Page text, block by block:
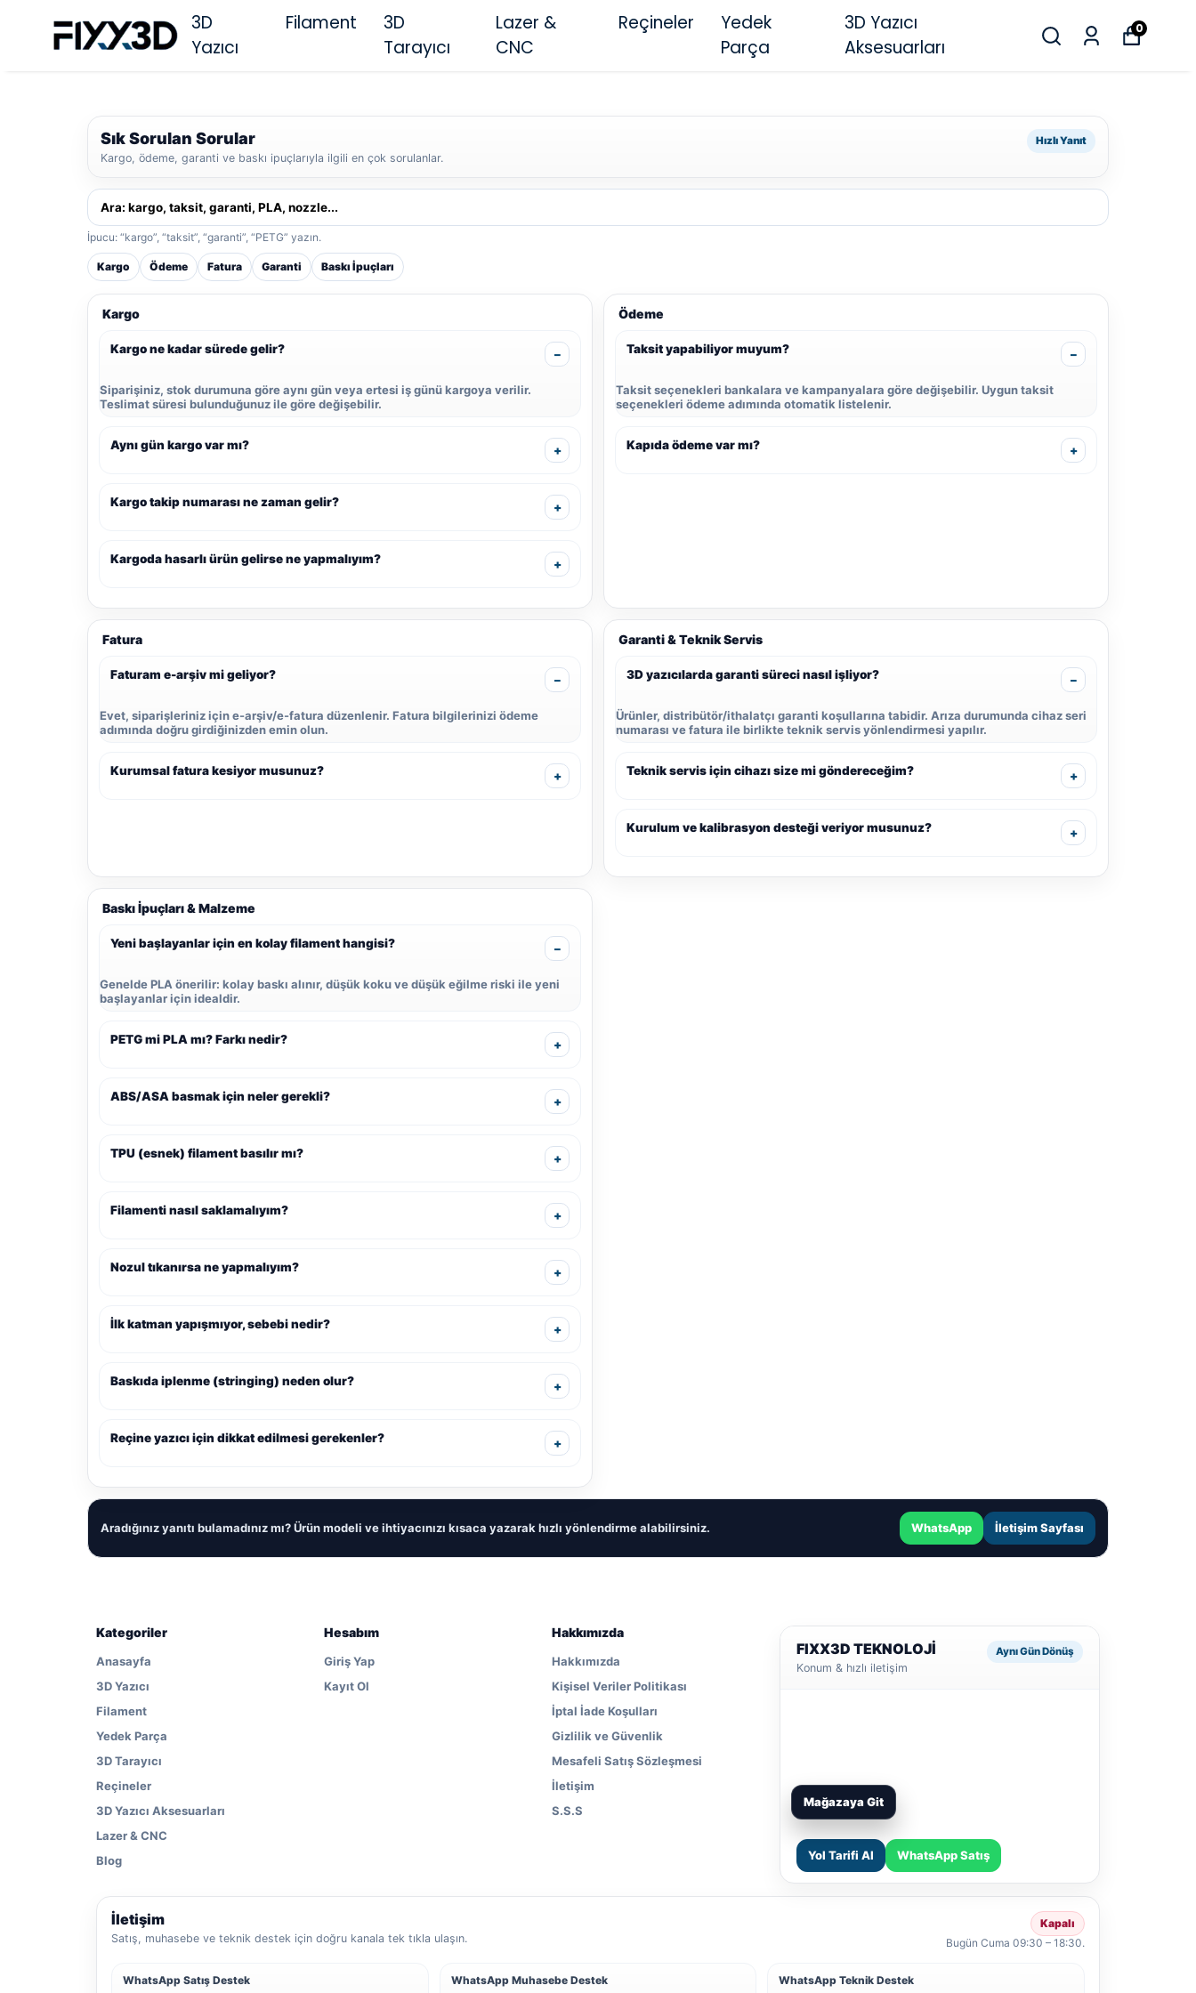
3D
Yazıcı
Filament
3D
Tarayıcı
Lazer &
CNC
Reçineler
Yedek
Parça
3D Yazıcı
Aksesuarları
0
Sık Sorulan Sorular
Kargo, ödeme, garanti ve baskı ipuçlarıyla ilgili en çok sorulanlar.
Hızlı Yanıt
İpucu: “kargo”, “taksit”, “garanti”, “PETG” yazın.
Kargo Ödeme Fatura Garanti Baskı İpuçları
Kargo
Kargo ne kadar sürede gelir?
Siparişiniz, stok durumuna göre aynı gün veya ertesi iş günü kargoya verilir.
Teslimat süresi bulunduğunuz ile göre değişebilir.
Aynı gün kargo var mı?
Kargo takip numarası ne zaman gelir?
Kargoda hasarlı ürün gelirse ne yapmalıyım?
Ödeme
Taksit yapabiliyor muyum?
Taksit seçenekleri bankalara ve kampanyalara göre değişebilir. Uygun taksit
seçenekleri ödeme adımında otomatik listelenir.
Kapıda ödeme var mı?
Fatura
Faturam e-arşiv mi geliyor?
Evet, siparişleriniz için e-arşiv/e-fatura düzenlenir. Fatura bilgilerinizi ödeme
adımında doğru girdiğinizden emin olun.
Kurumsal fatura kesiyor musunuz?
Garanti & Teknik Servis
3D yazıcılarda garanti süreci nasıl işliyor?
Ürünler, distribütör/ithalatçı garanti koşullarına tabidir. Arıza durumunda cihaz seri
numarası ve fatura ile birlikte teknik servis yönlendirmesi yapılır.
Teknik servis için cihazı size mi göndereceğim?
Kurulum ve kalibrasyon desteği veriyor musunuz?
Baskı İpuçları & Malzeme
Yeni başlayanlar için en kolay filament hangisi?
Genelde PLA önerilir: kolay baskı alınır, düşük koku ve düşük eğilme riski ile yeni
başlayanlar için idealdir.
PETG mi PLA mı? Farkı nedir?
ABS/ASA basmak için neler gerekli?
TPU (esnek) filament basılır mı?
Filamenti nasıl saklamalıyım?
Nozul tıkanırsa ne yapmalıyım?
İlk katman yapışmıyor, sebebi nedir?
Baskıda iplenme (stringing) neden olur?
Reçine yazıcı için dikkat edilmesi gerekenler?
Aradığınız yanıtı bulamadınız mı? Ürün modeli ve ihtiyacınızı kısaca yazarak hızlı yönlendirme alabilirsiniz. WhatsApp İletişim Sayfası
Kategoriler
Anasayfa
3D Yazıcı
Filament
Yedek Parça
3D Tarayıcı
Reçineler
3D Yazıcı Aksesuarları
Lazer & CNC
Blog
Hesabım
Giriş Yap
Kayıt Ol
Hakkımızda
Hakkımızda
Kişisel Veriler Politikası
İptal İade Koşulları
Gizlilik ve Güvenlik
Mesafeli Satış Sözleşmesi
İletişim
S.S.S
FIXX3D TEKNOLOJİ
Konum & hızlı iletişim
Aynı Gün Dönüş
Mağazaya Git
Yol Tarifi Al WhatsApp Satış
İletişim
Satış, muhasebe ve teknik destek için doğru kanala tek tıkla ulaşın.
Kapalı
Bugün Cuma 09:30 – 18:30.
WhatsApp Satış Destek WhatsApp Muhasebe Destek WhatsApp Teknik Destek